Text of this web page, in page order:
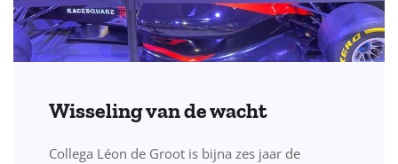
Wisseling van de wacht
Collega Léon de Groot is bijna zes jaar de